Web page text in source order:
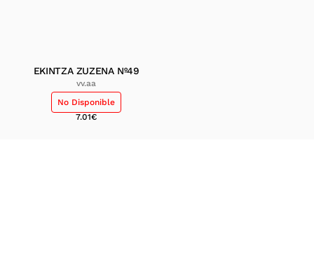
EKINTZA ZUZENA Nº49
vv.aa
No Disponible
7.01€